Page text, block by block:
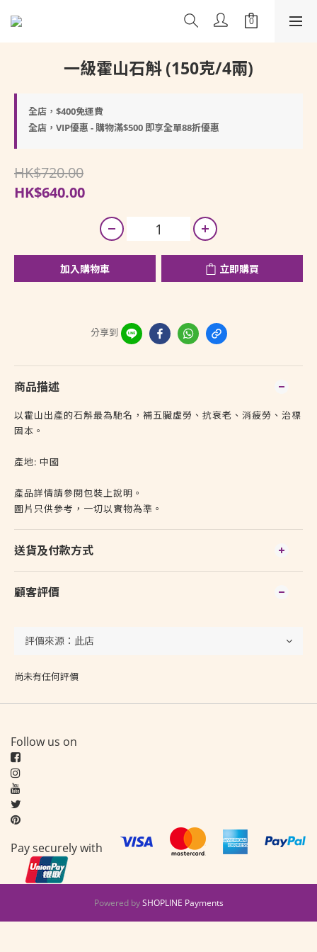
一級霍山石斛 (150克/4兩)
全店，$400免運費
全店，VIP優惠 - 購物滿$500 即享全單88折優惠
HK$720.00
HK$640.00
加入購物車 立即購買
分享到
商品描述
以霍山出產的石斛最為馳名，補五臟虛勞、抗衰老、消疲勞、治標
固本。
產地: 中國
產品詳情請參閱包裝上說明。
圖片只供參考，一切以實物為準。
送貨及付款方式
顧客評價
尚未有任何評價
Follow us on
Pay securely with
Powered bySHOPLINE Payments